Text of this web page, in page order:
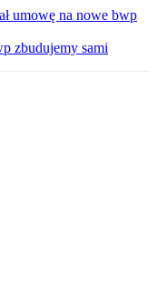
umowę na nowe bwp
zbudujemy sami